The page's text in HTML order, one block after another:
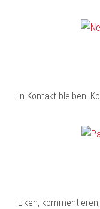
In Kontakt bleiben.
Liken,